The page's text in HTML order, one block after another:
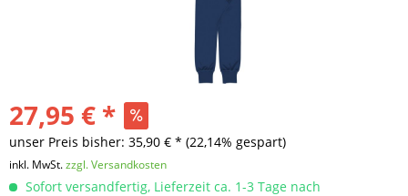
27,95 € *
unser Preis bisher: 35,90 € * (22,14% gespart)
inkl. MwSt.zzgl. Versandkosten
Sofort versandfertig, Lieferzeit ca. 1-3 Tage nach